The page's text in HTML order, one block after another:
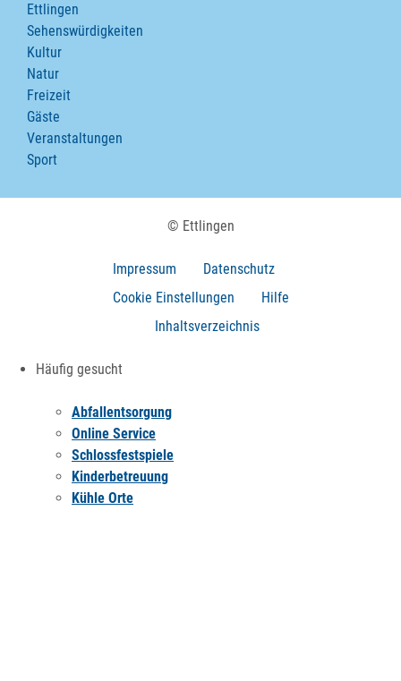
Ettlingen
Sehenswürdigkeiten
Kultur
Natur
Freizeit
Gäste
Veranstaltungen
Sport
© Ettlingen
Impressum
Datenschutz
Cookie Einstellungen
Hilfe
Inhaltsverzeichnis
Häufig gesucht
Abfallentsorgung
Online Service
Schlossfestspiele
Kinderbetreuung
Kühle Orte